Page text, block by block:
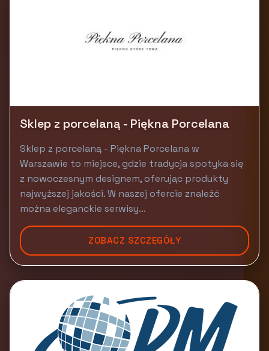
Sklep z porcelaną - Piękna Porcelana
Sklep z porcelaną - Piękna Porcelana w
Warszawie to miejsce, gdzie tradycja spotyka się
z nowoczesnym designem, oferując produkty
najwyższej jakości. W naszej ofercie znaleźć
można eleganckie serwisy...
ZOBACZ SZCZEGÓŁY